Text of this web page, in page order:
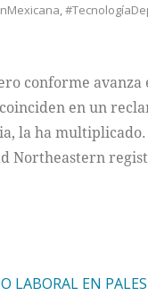
conforme avanza
en un
la ha multiplicado.
Northeastern
LABORAL EN